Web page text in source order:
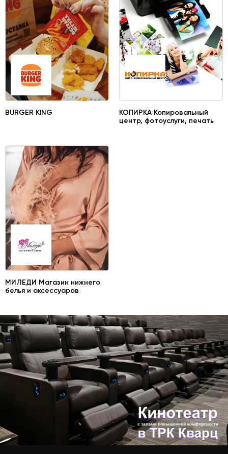
BURGER KING
КОПИРКА Копировальный
центр, фотоуслуги, печать
МИЛЕДИ Магазин нижнего
белья и аксессуаров